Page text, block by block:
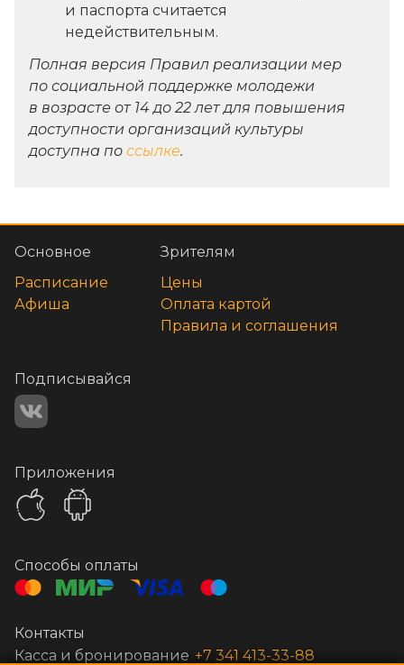
и паспорта считается
недействительным.
Полная версия Правил реализации мер
по социальной поддержке молодежи
в возрасте от 14 до 22 лет для повышения
доступности организаций культуры
доступна по ссылке.
Основное
Расписание
Афиша
Зрителям
Цены
Оплата картой
Правила и соглашения
Подписывайся
Приложения
Способы оплаты
Контакты
Касса и бронирование +7 341 413-33-88